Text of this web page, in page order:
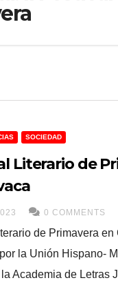
SOCIEDAD
Literario de
0 COMMENTS
de Primavera
la Unión Hispano-
Academia de Letras